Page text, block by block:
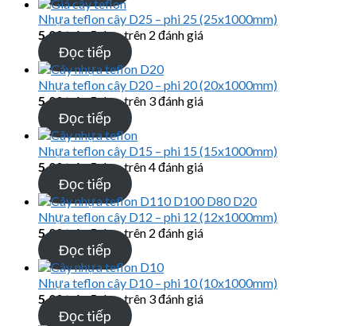
Nhựa teflon cây D25 – phi 25 (25x1000mm)
5.00trên 5 dựa trên 2 đánh giá
Đọc tiếp
Nhựa teflon cây D20 – phi 20 (20x1000mm)
5.00trên 5 dựa trên 3đánh giá
Đọc tiếp
Nhựa teflon cây D15 – phi 15 (15x1000mm)
5.00trên 5 dựa trên4đánh giá
Đọc tiếp
Nhựa teflon cây D12 – phi 12 (12x1000mm)
5.00trên 5 dựa trên 2 đánh giá
Đọc tiếp
Nhựa teflon cây D10 – phi 10 (10x1000mm)
5.00trên 5 dựa trên 3đánh giá
Đọc tiếp